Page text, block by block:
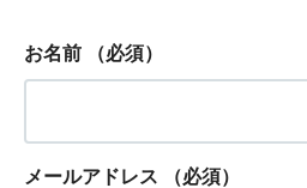
お名前 （必須）
メールアドレス （必須）